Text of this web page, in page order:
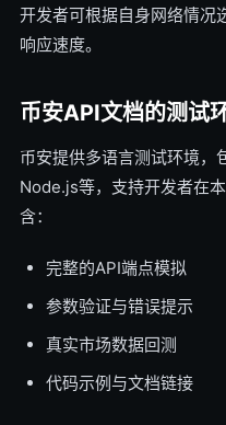
开发者可根据自身网络情况
响应速度。
币安API文档的测试
币安提供多语言测试环境，
Node.js等，支持开发者在
含：
完整的API端点模拟
参数验证与错误提示
真实市场数据回测
代码示例与文档链接